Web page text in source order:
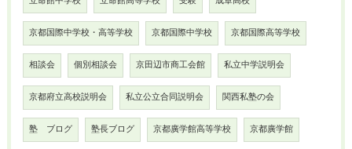
京都国際中学校・高等学校 京都国際中学校 京都国際高等学校
相談会 個別相談会 京田辺市商工会館 私立中学説明会
京都府立高校説明会 私立公立合同説明会 関西私塾の会
塾 ブログ 塾長ブログ 京都廣学館高等学校 京都廣学館